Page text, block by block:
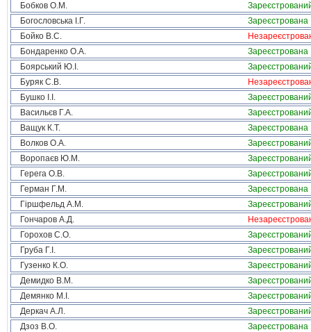
Бобков О.М.
Богословська І.Г.
Зареєстрована
Бойко В.С.
Бондаренко О.А.
Зареєстрована
Боярський Ю.І.
Буряк С.В.
Бушко І.І.
Васильєв Г.А.
Ващук К.Т.
Зареєстрована
Волков О.А.
Воропаєв Ю.М.
Герега О.В.
Герман Г.М.
Зареєстрована
Гіршфельд А.М.
Гончаров А.Д.
Горохов С.О.
Груба Г.І.
Гузенко К.О.
Демидко В.М.
Демянко М.І.
Деркач А.Л.
Дзоз В.О.
Зареєстрована